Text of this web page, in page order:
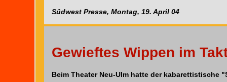
Südwest Presse, Montag, 19. April 04
Gewieftes Wippen im
Beim Theater Neu-Ulm hatte der kabarettistische